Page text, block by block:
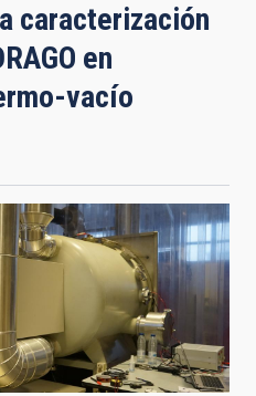
caracterización
en
vacío